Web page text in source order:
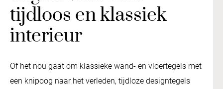
tijdloos en klassiek
interieur
Of het nou gaat om klassieke wand- en vloertegels met
een knipoog naar het verleden, tijdloze designtegels